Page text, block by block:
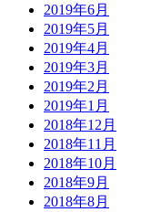
2019年6月
2019年5月
2019年4月
2019年3月
2019年2月
2019年1月
2018年12月
2018年11月
2018年10月
2018年9月
2018年8月